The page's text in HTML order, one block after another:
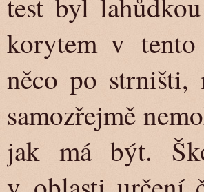
korytem v
něco po strništi,
samozřejmě
jak má být.